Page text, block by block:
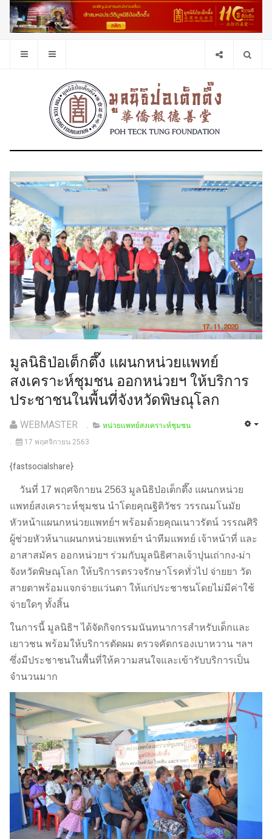
มูลนิธิป่อเต็กตึ๊ง แผนกหน่วยแพทย์
สงเคราะห์ชุมชน ออกหน่วยฯ ให้บริการ
ประชาชนในพื้นที่จังหวัดพิษณุโลก
WEBMASTER
หน่วยแพทย์สงเคราะห์ชุมชน
17 พฤศจิกายน 2563
{fastsocialshare}
วันที่ 17 พฤศจิกายน 2563 มูลนิธิป่อเต็กตึ๊ง แผนกหน่วย
แพทย์สงเคราะห์ชุมชน นำโดยคุณฐิติวัชร วรรณมโนมัย
หัวหน้าแผนกหน่วยแพทย์ฯ พร้อมด้วยคุณเนาวรัตน์ วรรณศิริ
ผู้ช่วยหัวห้นาแผนกหน่วยแพทย์ฯ นำทีมแพทย์ เจ้าหน้าที่ และ
อาสาสมัคร ออกหน่วยฯ ร่วมกับมูลนิธิศาลเจ้าปุนเถ่ากง-ม่า
จังหวัดพิษณุโลก ให้บริการตรวจรักษาโรคทั่วไป จ่ายยา วัด
สายตาพร้อมแจกจ่ายแว่นตา ให้แก่ประชาชนโดยไม่มีค่าใช้
จ่ายใดๆ ทั้งสิ้น
ในการนี้ มูลนิธิฯ ได้จัดกิจกรรมนันทนาการสำหรับเด็กและ
เยาวชน พร้อมให้บริการตัดผม ตรวจคัดกรองเบาหวาน ฯลฯ
ซึ่งมีประชาชนในพื้นที่ให้ความสนใจและเข้ารับบริการเป็น
จำนวนมาก